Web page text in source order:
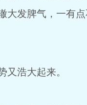
大发脾气，一有
浩大起来。